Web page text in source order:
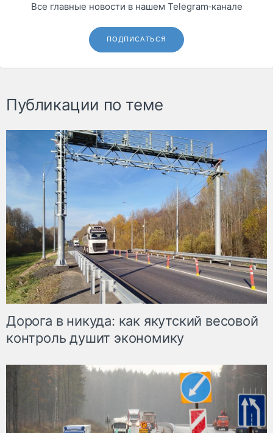
Все главные новости в нашем Telegram‑канале
ПОДПИСАТЬСЯ
Публикации по теме
Дорога в никуда: как якутский весовой
контроль душит экономику